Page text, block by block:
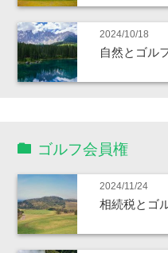
2024/10/18
自然とゴル
ゴルフ会員権
2024/11/24
相続税とゴ